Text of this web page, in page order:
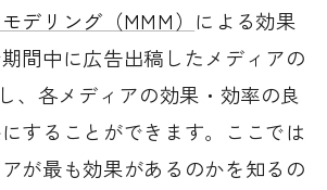
デリング（MMM） による効果
間中に広告出稿したメディアの
、各メディアの効果・効率の良
することができます。ここでは
アが最も効果があるのかを知るの